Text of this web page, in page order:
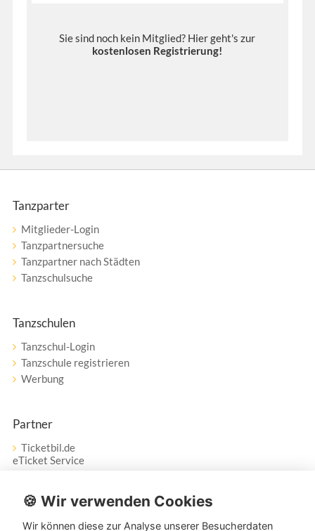
Sie sind noch kein Mitglied? Hier geht's zur
kostenlosen Registrierung!
Tanzparter
Mitglieder-Login
Tanzpartnersuche
Tanzpartner nach Städten
Tanzschulsuche
Tanzschulen
Tanzschul-Login
Tanzschule registrieren
Werbung
Partner
Ticketbil.de
eTicket Service
Vertrag widerrufen
🍪 Wir verwenden Cookies
Wir können diese zur Analyse unserer Besucherdaten